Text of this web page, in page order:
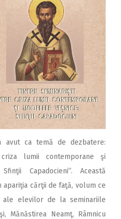
avut ca temă de dezbatere:
lumii contemporane şi
Capadocieni”. Această
cărţii de faţă, volum ce
ale elevilor de la seminariile
Mănăstirea Neamţ, Râmnicu